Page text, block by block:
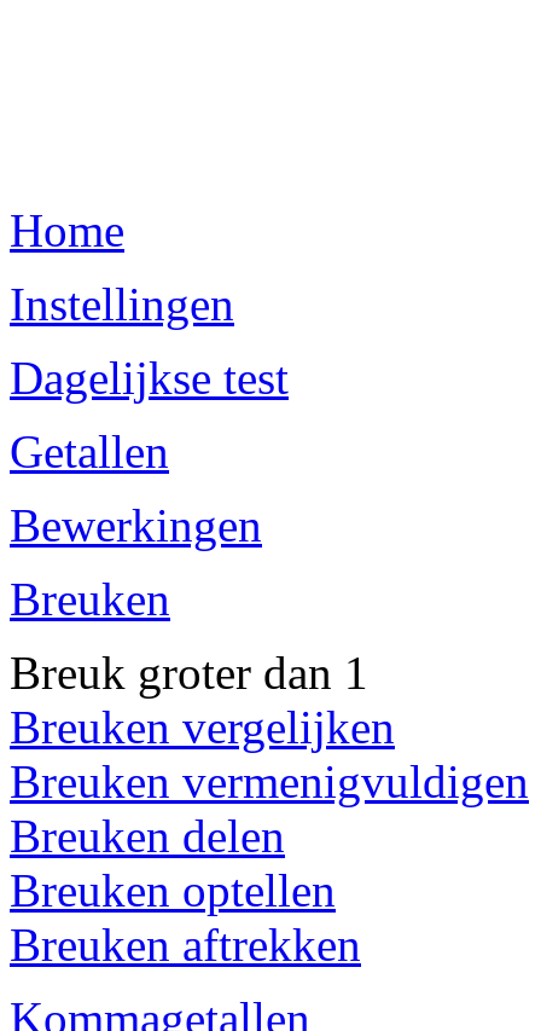
Home
Instellingen
Dagelijkse test
Getallen
Bewerkingen
Breuken
Breuk groter dan 1
Breuken vergelijken
Breuken vermenigvuldigen
Breuken delen
Breuken optellen
Breuken aftrekken
Kommagetallen